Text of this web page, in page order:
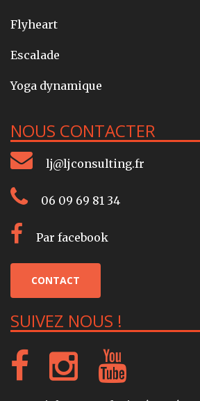
Flyheart
Escalade
Yoga dynamique
NOUS CONTACTER
lj@ljconsulting.fr
06 09 69 81 34
Par facebook
CONTACT
SUIVEZ NOUS !